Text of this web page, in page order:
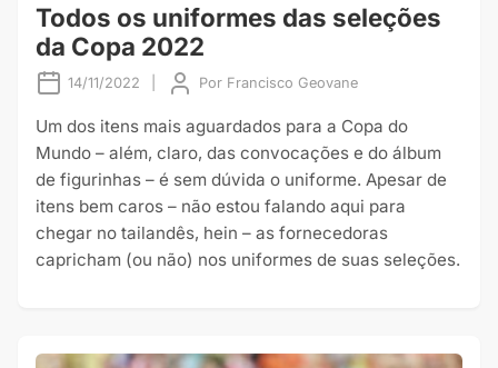
Todos os uniformes das seleções
da Copa 2022
14/11/2022 Por Francisco Geovane
Um dos itens mais aguardados para a Copa do
Mundo – além, claro, das convocações e do álbum
de figurinhas – é sem dúvida o uniforme. Apesar de
itens bem caros – não estou falando aqui para
chegar no tailandês, hein – as fornecedoras
capricham (ou não) nos uniformes de suas seleções.